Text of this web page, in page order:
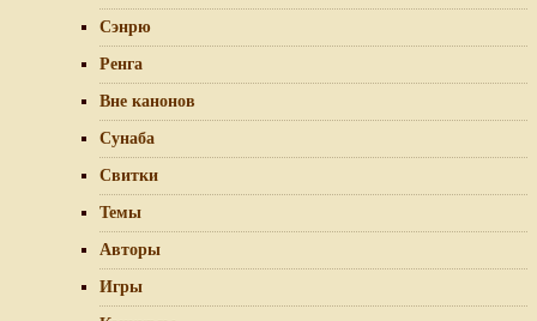
Сэнрю
Ренга
Вне канонов
Сунаба
Свитки
Темы
Авторы
Игры